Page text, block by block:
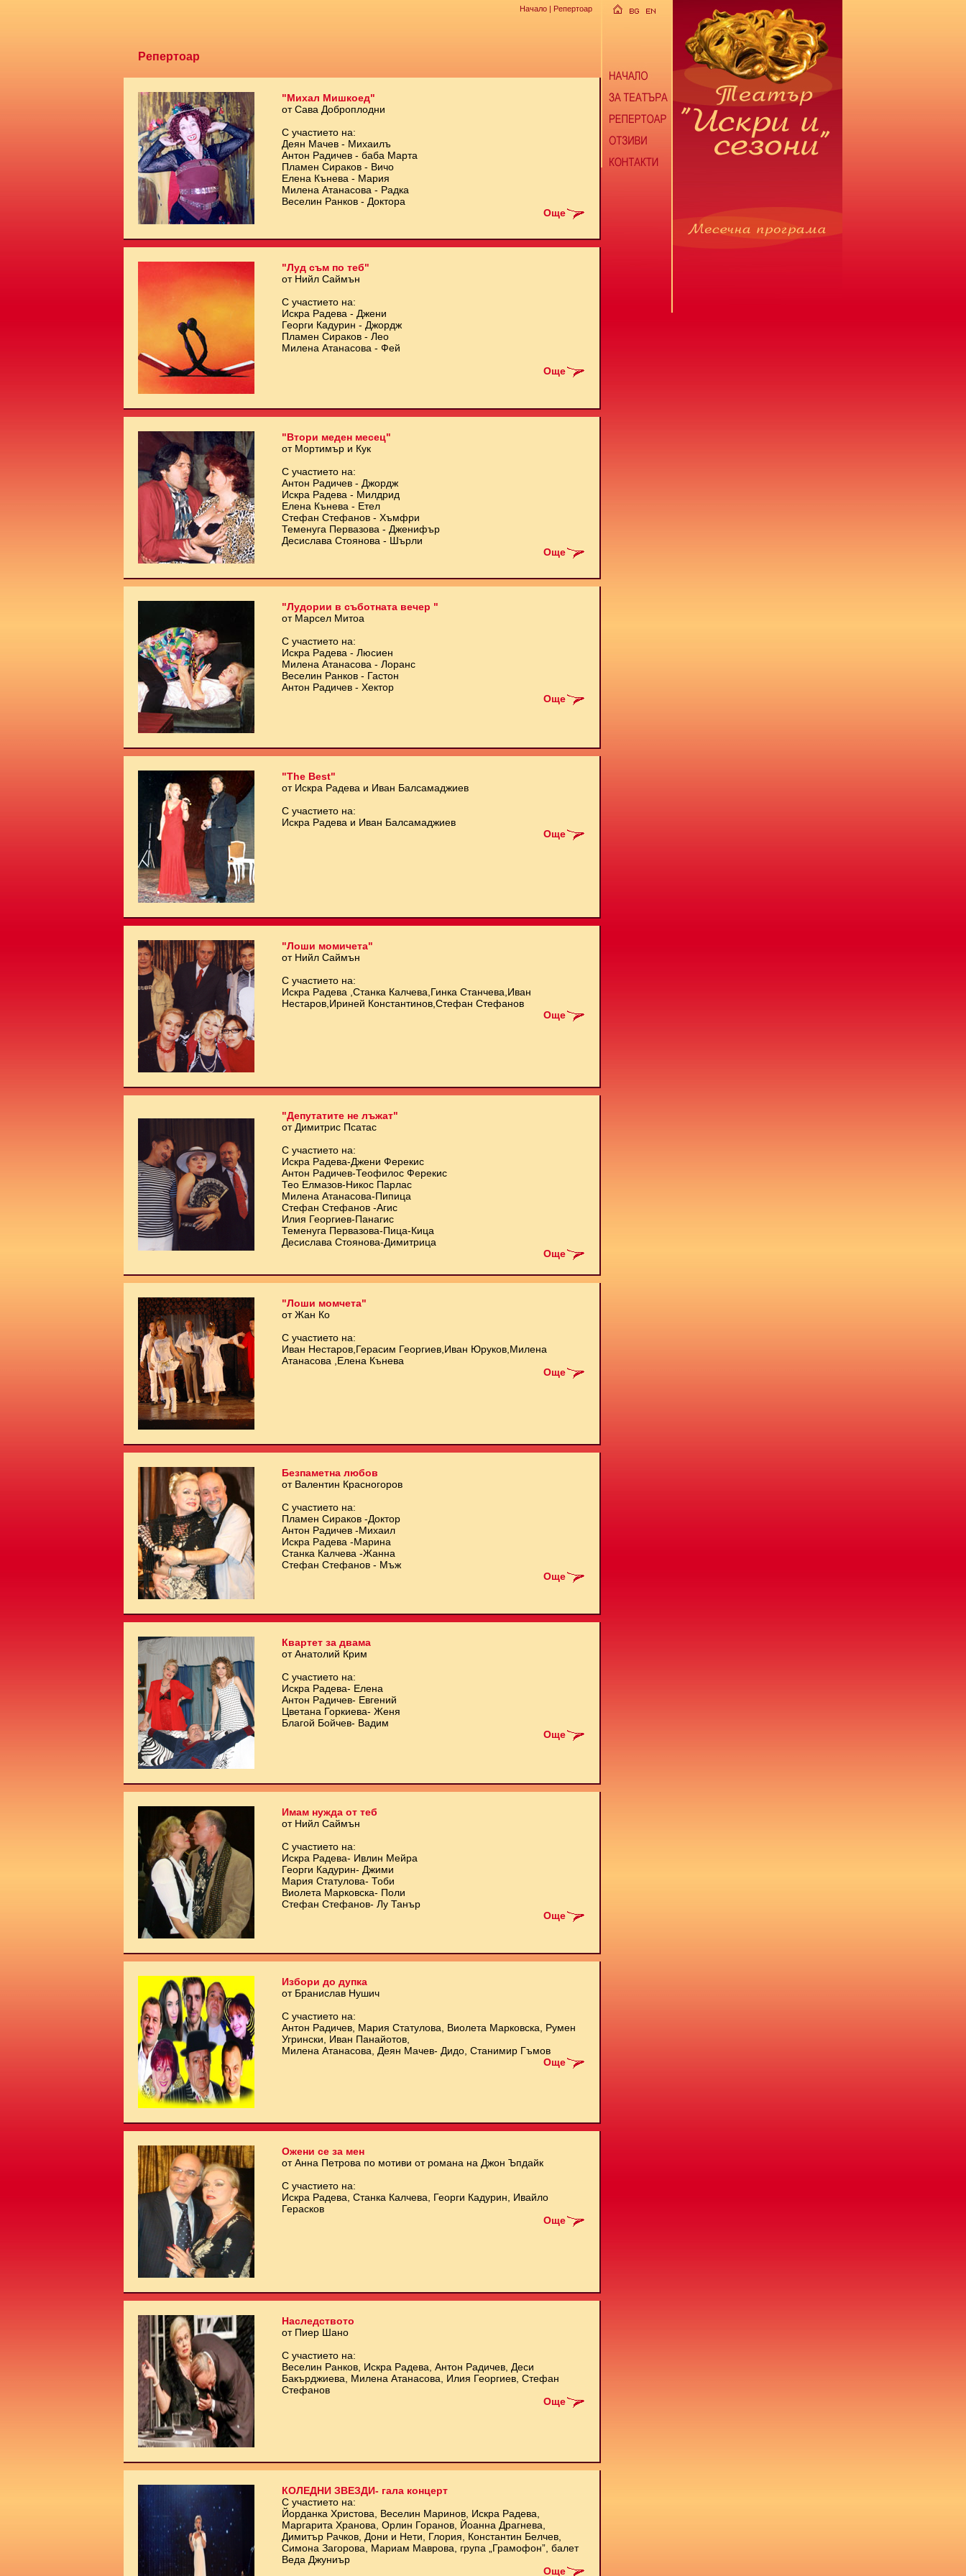
Начало | Репертоар
Репертоар
"Михал Мишкоед"
от Сава Доброплодни
С участието на:
Деян Мачев - Михаилъ
Антон Радичев - баба Марта
Пламен Сираков - Вичо
Елена Кънева - Мария
Милена Атанасова - Радка
Веселин Ранков - Доктора
Още
"Луд съм по теб"
от Нийл Саймън
С участието на:
Искра Радева - Джени
Георги Кадурин - Джордж
Пламен Сираков - Лео
Милена Атанасова - Фей
Още
"Втори меден месец"
от Мортимър и Кук
С участието на:
Антон Радичев - Джордж
Искра Радева - Милдрид
Елена Кънева - Етел
Стефан Стефанов - Хъмфри
Теменуга Первазова - Дженифър
Десислава Стоянова - Шърли
Още
"Лудории в съботната вечер "
от Марсел Митоа
С участието на:
Искра Радева - Люсиен
Милена Атанасова - Лоранс
Веселин Ранков - Гастон
Антон Радичев - Хектор
Още
"The Best"
от Искра Радева и Иван Балсамаджиев
С участието на:
Искра Радева и Иван Балсамаджиев
Още
"Лоши момичета"
от Нийл Саймън
С участието на:
Искра Радева ,Станка Калчева,Гинка Станчева,Иван
Нестаров,Ириней Константинов,Стефан Стефанов
Още
"Депутатите не лъжат"
от Димитрис Псатас
С участието на:
Искра Радева-Джени Ферекис
Антон Радичев-Теофилос Ферекис
Тео Елмазов-Никос Парлас
Милена Атанасова-Пипица
Стефан Стефанов -Агис
Илия Георгиев-Панагис
Теменуга Первазова-Пица-Кица
Десислава Стоянова-Димитрица
Още
"Лоши момчета"
от Жан Ко
С участието на:
Иван Нестаров,Герасим Георгиев,Иван Юруков,Милена
Атанасова ,Елена Кънева
Още
Безпаметна любов
от Валентин Красногоров
С участието на:
Пламен Сираков -Доктор
Антон Радичев -Михаил
Искра Радева -Марина
Станка Калчева -Жанна
Стефан Стефанов - Мъж
Още
Квартет за двама
от Анатолий Крим
С участието на:
Искра Радева- Елена
Антон Радичев- Евгений
Цветана Горкиева- Женя
Благой Бойчев- Вадим
Още
Имам нужда от теб
от Нийл Саймън
С участието на:
Искра Радева- Ивлин Мейра
Георги Кадурин- Джими
Мария Статулова- Тоби
Виолета Марковска- Поли
Стефан Стефанов- Лу Танър
Още
Избори до дупка
от Бранислав Нушич
С участието на:
Антон Радичев, Мария Статулова, Виолета Марковска, Румен
Угрински, Иван Панайотов,
Милена Атанасова, Деян Мачев- Дидо, Станимир Гъмов
Още
Ожени се за мен
от Анна Петрова по мотиви от романа на Джон Ъпдайк
С участието на:
Искра Радева, Станка Калчева, Георги Кадурин, Ивайло
Герасков
Още
Наследството
от Пиер Шано
С участието на:
Веселин Ранков, Искра Радева, Антон Радичев, Деси
Бакърджиева, Милена Атанасова, Илия Георгиев, Стефан
Стефанов
Още
КОЛЕДНИ ЗВЕЗДИ- гала концерт
С участието на:
Йорданка Христова, Веселин Маринов, Искра Радева,
Маргарита Хранова, Орлин Горанов, Йоанна Драгнева,
Димитър Рачков, Дони и Нети, Глория, Константин Белчев,
Симона Загорова, Мариам Маврова, група „Грамофон”, балет
Веда Джуниър
Още